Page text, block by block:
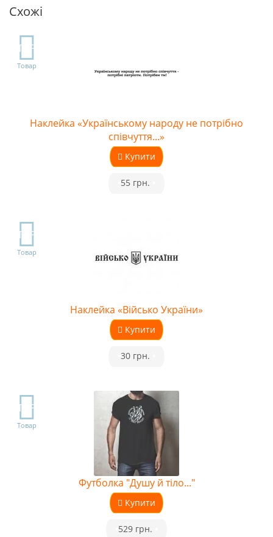
Схожі
TOP
Товар
Наклейка «Українському народу не потрібно
співчуття...»
Купити
55 грн.
TOP
Товар
Наклейка «Військо України»
Купити
30 грн.
TOP
Товар
Футболка "Душу й тіло..."
Купити
529 грн.